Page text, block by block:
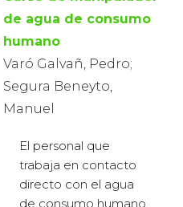
de agua de consumo
humano
Varó Galvañ, Pedro;
Segura Beneyto,
Manuel
El personal que
trabaja en contacto
directo con el agua
de consumo humano